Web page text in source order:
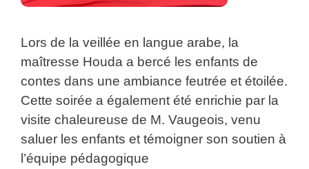
Lors de la veillée en langue arabe, la
maîtresse Houda a bercé les enfants de
contes dans une ambiance feutrée et étoilée.
Cette soirée a également été enrichie par la
visite chaleureuse de M. Vaugeois, venu
saluer les enfants et témoigner son soutien à
l’équipe pédagogique